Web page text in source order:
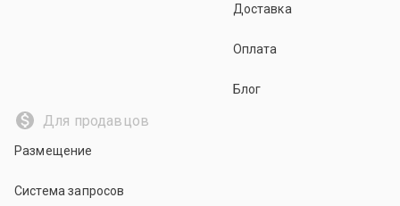
Доставка
Оплата
Блог
Для продавцов
Размещение
Система запросов